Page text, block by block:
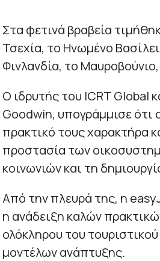
Στα φετινά βραβεία
Τσεχία, το Ηνωμένο
Φινλανδία, το
Ο ιδρυτής του ICRT Global
Goodwin, υπογράμμισε ότι
πρακτικό τους χαρακτήρα
προστασία των
κοινωνιών και τη
Από την πλευρά της, η
η ανάδειξη καλών
ολόκληρου του
μοντέλων ανάπτυξης.